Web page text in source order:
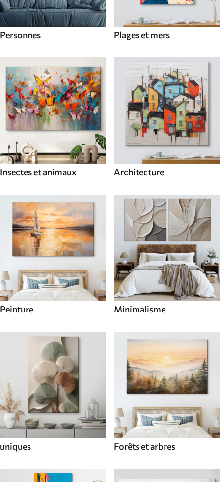
Personnes Plages et mers
Insectes et animaux Architecture
Peinture Minimalisme
uniques Forêts et arbres